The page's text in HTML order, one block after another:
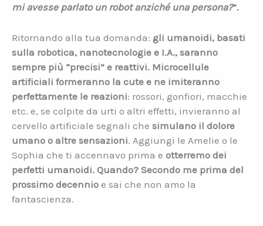
mi avesse parlato un robot anziché una persona?”.
Ritornando alla tua domanda: gli umanoidi, basati
sulla robotica, nanotecnologie e I.A., saranno
sempre più “precisi” e reattivi. Microcellule
artificiali formeranno la cute e ne imiteranno
perfettamente le reazioni: rossori, gonfiori, macchie
etc. e, se colpite da urti o altri effetti, invieranno al
cervello artificiale segnali che simulano il dolore
umano o altre sensazioni. Aggiungi le Amelie o le
Sophia che ti accennavo prima e otterremo dei
perfetti umanoidi. Quando? Secondo me prima del
prossimo decennio e sai che non amo la
fantascienza.